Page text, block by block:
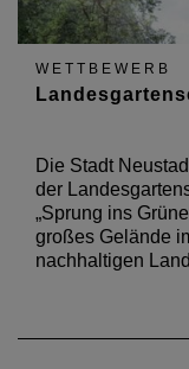
WETTBEWERB
Die Stadt
der
„Sprung ins
großes Gelände
nachhaltigen